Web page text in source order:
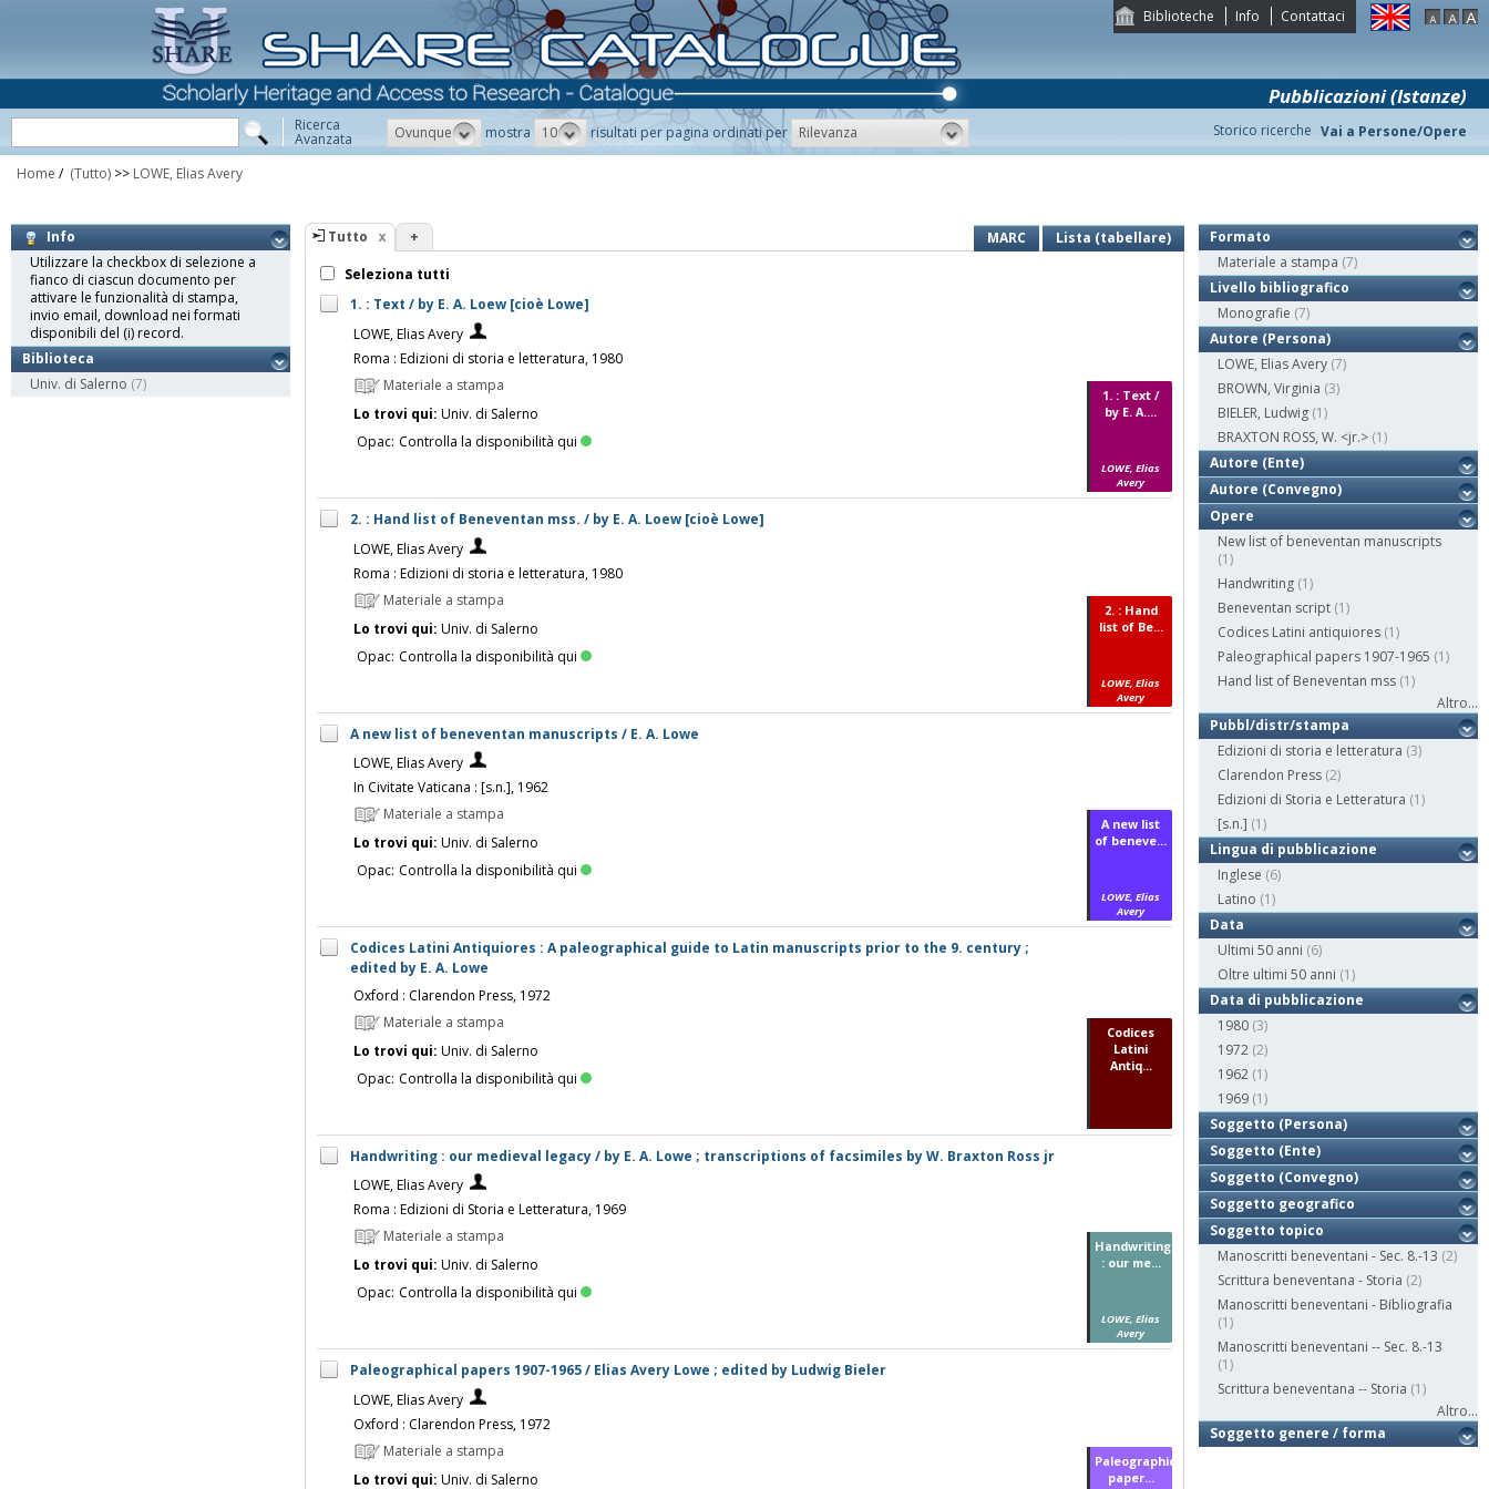
Biblioteche Info Contattaci
Storico ricerche
Pubblicazioni (Istanze)
Ricerca
Avanzata Ovunque mostra 10 risultati per pagina ordinati per Rilevanza Vai a Persone/Opere
Home / (Tutto) >> LOWE, Elias Avery
Info
Utilizzare la checkbox di selezione a
fianco di ciascun documento per
attivare le funzionalità di stampa,
invio email, download nei formati
disponibili del (i) record.
Biblioteca
Univ. di Salerno (7)
Tutto + MARC
Lista (tabellare)
Seleziona tutti
1. : Text / by E. A. Loew [cioè Lowe]
LOWE, Elias Avery
Roma : Edizioni di storia e letteratura, 1980
Materiale a stampa
Lo trovi qui: Univ. di Salerno
Opac: Controlla la disponibilità qui
1. : Text /
by E. A....
LOWE, Elias
Avery
2. : Hand list of Beneventan mss. / by E. A. Loew [cioè Lowe]
LOWE, Elias Avery
Roma : Edizioni di storia e letteratura, 1980
Materiale a stampa
Lo trovi qui: Univ. di Salerno
Opac: Controlla la disponibilità qui
2. : Hand
list of Be...
LOWE, Elias
Avery
A new list of beneventan manuscripts / E. A. Lowe
LOWE, Elias Avery
In Civitate Vaticana : [s.n.], 1962
Materiale a stampa
Lo trovi qui: Univ. di Salerno
Opac: Controlla la disponibilità qui
A new list
of beneve...
LOWE, Elias
Avery
Codices Latini Antiquiores : A paleographical guide to Latin manuscripts prior to the 9. century ;
edited by E. A. Lowe
Oxford : Clarendon Press, 1972
Materiale a stampa
Lo trovi qui: Univ. di Salerno
Opac: Controlla la disponibilità qui
Codices
Latini
Antiq...
Handwriting : our medieval legacy / by E. A. Lowe ; transcriptions of facsimiles by W. Braxton Ross jr
LOWE, Elias Avery
Roma : Edizioni di Storia e Letteratura, 1969
Materiale a stampa
Lo trovi qui: Univ. di Salerno
Opac: Controlla la disponibilità qui
Handwriting
: our me...
LOWE, Elias
Avery
Paleographical papers 1907-1965 / Elias Avery Lowe ; edited by Ludwig Bieler
LOWE, Elias Avery
Oxford : Clarendon Press, 1972
Materiale a stampa
Lo trovi qui: Univ. di Salerno
Paleographical
paper...
Formato
Materiale a stampa (7)
Livello bibliografico
Monografie (7)
Autore (Persona)
LOWE, Elias Avery (7)
BROWN, Virginia (3)
BIELER, Ludwig (1)
BRAXTON ROSS, W. <jr.> (1)
Autore (Ente)
Autore (Convegno)
Opere
New list of beneventan manuscripts
(1)
Handwriting (1)
Beneventan script (1)
Codices Latini antiquiores (1)
Paleographical papers 1907-1965 (1)
Hand list of Beneventan mss (1)
Altro...
Pubbl/distr/stampa
Edizioni di storia e letteratura (3)
Clarendon Press (2)
Edizioni di Storia e Letteratura (1)
[s.n.] (1)
Lingua di pubblicazione
Inglese (6)
Latino (1)
Data
Ultimi 50 anni (6)
Oltre ultimi 50 anni (1)
Data di pubblicazione
1980 (3)
1972 (2)
1962 (1)
1969 (1)
Soggetto (Persona)
Soggetto (Ente)
Soggetto (Convegno)
Soggetto geografico
Soggetto topico
Manoscritti beneventani - Sec. 8.-13 (2)
Scrittura beneventana - Storia (2)
Manoscritti beneventani - Bibliografia
(1)
Manoscritti beneventani -- Sec. 8.-13
(1)
Scrittura beneventana -- Storia (1)
Altro...
Soggetto genere / forma